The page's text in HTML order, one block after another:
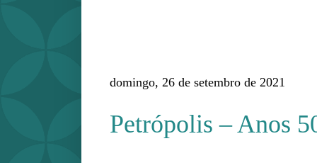
domingo, 26 de setembro de 2021
Petrópolis – Anos